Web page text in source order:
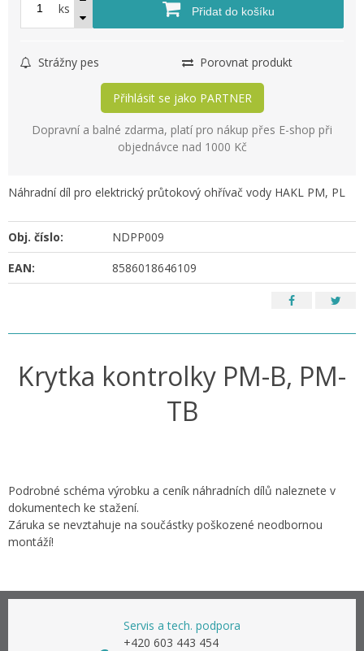
ks Přidat do košíku
Strážny pes Porovnat produkt
Přihlásit se jako PARTNER
Dopravní a balné zdarma, platí pro nákup přes E-shop při
objednávce nad 1000 Kč
Náhradní díl pro elektrický průtokový ohřívač vody HAKL PM, PL
Obj. číslo:
NDPP009
EAN:
8586018646109
Krytka kontrolky PM-B, PM-
TB
Podrobné schéma výrobku a ceník náhradních dílů naleznete v
dokumentech ke stažení.
Záruka se nevztahuje na součástky poškozené neodbornou
montáží!
Servis a tech. podpora
+420 603 443 454